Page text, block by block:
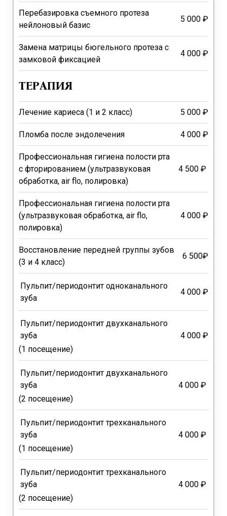
Перебазировка съемного протеза
нейлоновый базис
5 000 ₽
Замена матрицы бюгельного протеза с
замковой фиксацией
4 000 ₽
ТЕРАПИЯ
Лечение кариеса (1 и 2 класс) 5 000 ₽
Пломба после эндолечения 4 000 ₽
Профессиональная гигиена полости рта
с фторированием (ультразвуковая
обработка, air flo, полировка)
4 500 ₽
Профессиональная гигиена полости рта
(ультразвуковая обработка, air flo,
полировка)
4 000 ₽
Восстановление передней группы зубов
(3 и 4 класс)
6 500₽
Пульпит/периодонтит одноканального
зуба
4 000 ₽
Пульпит/периодонтит двухканального
зуба
(1 посещение)
4 000 ₽
Пульпит/периодонтит двухканального
зуба
(2 посещение)
4 000 ₽
Пульпит/периодонтит трехканального
зуба
(1 посещение)
4 000 ₽
Пульпит/периодонтит трехканального
зуба
(2 посещение)
4 000 ₽